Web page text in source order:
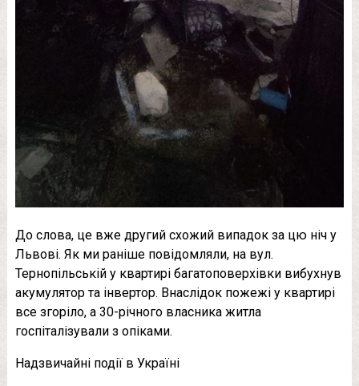
До слова, це вже другий схожий випадок за цю ніч у
Львові. Як ми раніше повідомляли, на вул.
Тернопільській у квартирі багатоповерхівки вибухнув
акумулятор та інвертор. Внаслідок пожежі у квартирі
все згоріло, а 30-річного власника житла
госпіталізували з опіками.
Надзвичайні події в Україні